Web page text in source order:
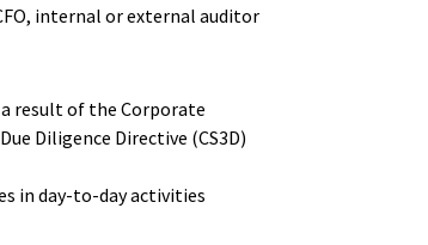
internal or external auditor
result of the Corporate
Diligence Directive (CS3D)
in day-to-day activities